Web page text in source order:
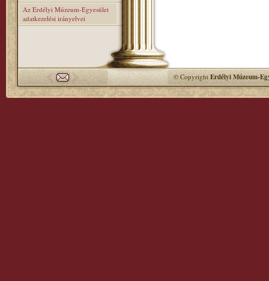
Az Erdélyi Múzeum-Egyesület
adatkezelési irányelvei
© CopyrightErdélyi Múzeum-